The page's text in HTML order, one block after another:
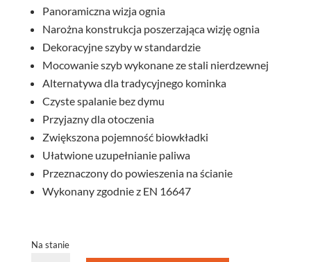
Panoramiczna wizja ognia
Narożna konstrukcja poszerzająca wizję ognia
Dekoracyjne szyby w standardzie
Mocowanie szyb wykonane ze stali nierdzewnej
Alternatywa dla tradycyjnego kominka
Czyste spalanie bez dymu
Przyjazny dla otoczenia
Zwiększona pojemność biowkładki
Ułatwione uzupełnianie paliwa
Przeznaczony do powieszenia na ścianie
Wykonany zgodnie z EN 16647
Na stanie